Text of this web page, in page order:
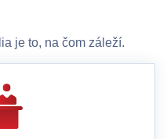
je to, na čom záleží.